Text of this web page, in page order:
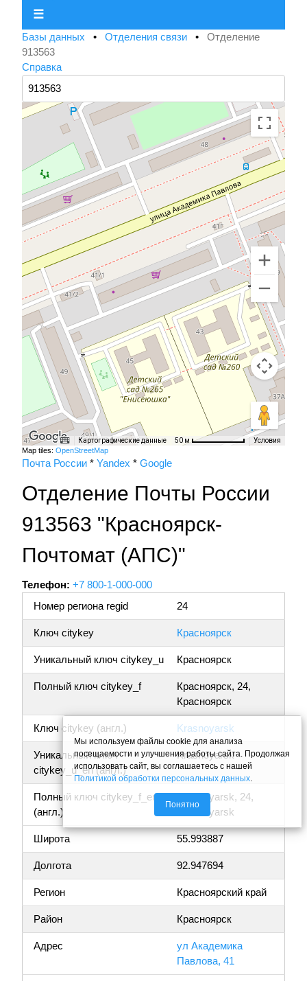
☰
Базы данных • Отделения связи • Отделение
913563
Справка
Картографические данные 50 м Условия
Map tiles: OpenStreetMap
Почта России * Yandex * Google
Отделение Почты России
913563 "Красноярск-
Почтомат (АПС)"
Телефон: +7 800-1-000-000
Номер региона regid
24
Ключ citykey Красноярск
Уникальный ключ citykey_u Красноярск
Полный ключ citykey_f
Красноярск, 24,
Красноярск
Ключ citykey (англ.) Krasnoyarsk
Уникальный ключ
citykey_u_en (англ.)
Krasnoyarsk
Полный ключ citykey_f_en
(англ.)
Krasnoyarsk, 24,
Krasnoyarsk
Широта 55.993887
Долгота 92.947694
Регион Красноярский край
Район Красноярск
Адрес
ул Академика
Павлова, 41
Мы используем файлы cookie для анализа
посещаемости и улучшения работы сайта. Продолжая
использовать сайт, вы соглашаетесь с нашей
Политикой обработки персональных данных.
Понятно